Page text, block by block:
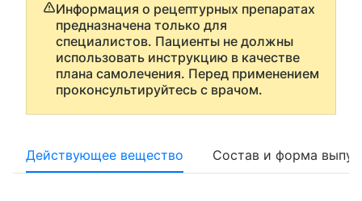
Информация о рецептурных препаратах
предназначена только для
специалистов. Пациенты не должны
использовать инструкцию в качестве
плана самолечения. Перед применением
проконсультируйтесь с врачом.
Действующее вещество Состав и форма